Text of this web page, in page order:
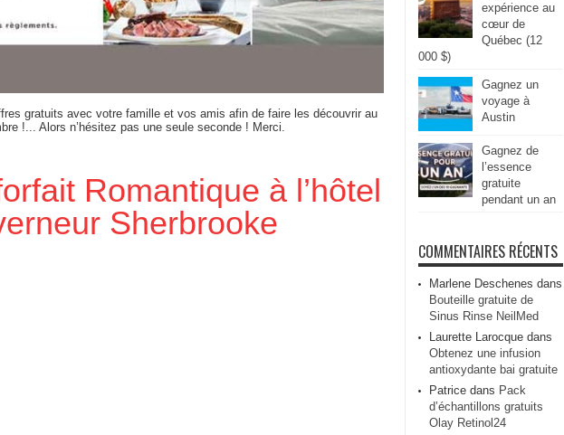
gratuits avec votre famille et vos amis afin de faire les découvrir au
!... Alors n’hésitez pas une seule seconde ! Merci.
Romantique à l’hôtel
Sherbrooke
expérience au
cœur de
Québec (12
000 $)
Gagnez un
voyage à
Austin
Gagnez de
l’essence
gratuite
pendant un an
COMMENTAIRES RÉCENTS
Marlene Deschenes dans
Bouteille gratuite de
Sinus Rinse NeilMed
Laurette Larocque dans
Obtenez une infusion
antioxydante bai gratuite
Patrice dans Pack
d’échantillons gratuits
Olay Retinol24